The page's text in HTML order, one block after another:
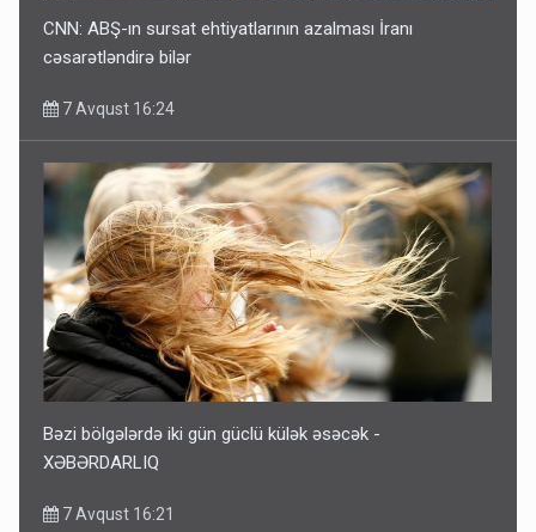
CNN: ABŞ-ın sursat ehtiyatlarının azalması İranı
cəsarətləndirə bilər
7 Avqust 16:24
Bəzi bölgələrdə iki gün güclü külək əsəcək -
XƏBƏRDARLIQ
7 Avqust 16:21